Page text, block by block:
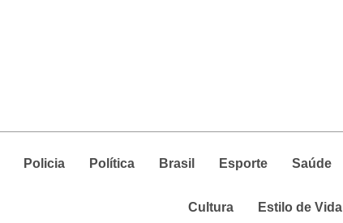
Policia Política Brasil Esporte Saúde
Cultura Estilo de Vida